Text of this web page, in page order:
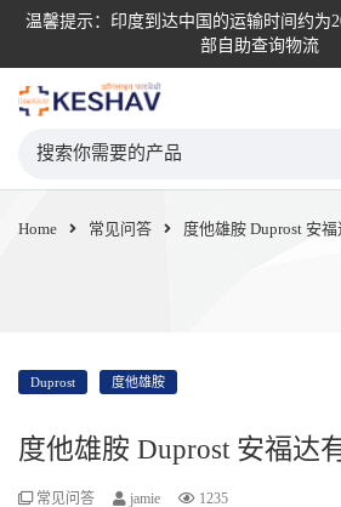
温馨提示：印度到达中国的运输时间约为
部自助查询物流
Home 常见问答 度他雄胺 Duprost 安福
Duprost 度他雄胺
度他雄胺 Duprost 安福达
常见问答 jamie 1235